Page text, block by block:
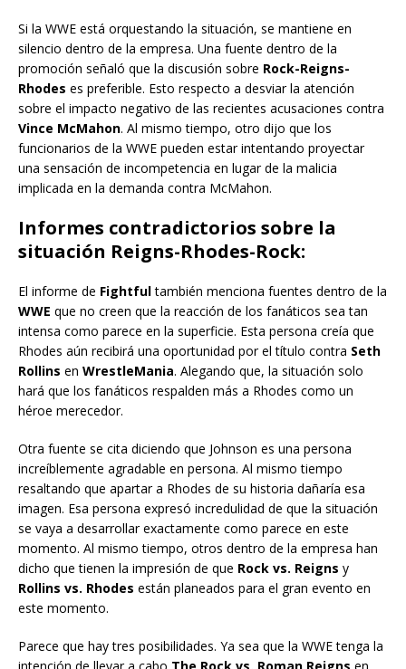
Si la WWE está orquestando la situación, se mantiene en
silencio dentro de la empresa. Una fuente dentro de la
promoción señaló que la discusión sobre Rock-Reigns-
Rhodes es preferible. Esto respecto a desviar la atención
sobre el impacto negativo de las recientes acusaciones contra
Vince McMahon. Al mismo tiempo, otro dijo que los
funcionarios de la WWE pueden estar intentando proyectar
una sensación de incompetencia en lugar de la malicia
implicada en la demanda contra McMahon.
Informes contradictorios sobre la
situación Reigns-Rhodes-Rock:
El informe de Fightfultambién menciona fuentes dentro de la
WWE que no creen que la reacción de los fanáticos sea tan
intensa como parece en la superficie. Esta persona creía que
Rhodes aún recibirá una oportunidad por el título contra Seth
Rollins en WrestleMania. Alegando que, la situación solo
hará que los fanáticos respalden más a Rhodes como un
héroe merecedor.
Otra fuente se cita diciendo que Johnson es una persona
increíblemente agradable en persona. Al mismo tiempo
resaltando que apartar a Rhodes de su historia dañaría esa
imagen. Esa persona expresó incredulidad de que la situación
se vaya a desarrollar exactamente como parece en este
momento. Al mismo tiempo, otros dentro de la empresa han
dicho que tienen la impresión de que Rock vs. Reigns y
Rollins vs. Rhodes están planeados para el gran evento en
este momento.
Parece que hay tres posibilidades. Ya sea que la WWE tenga la